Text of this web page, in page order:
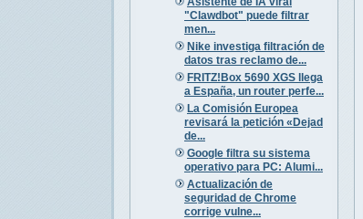
"Clawdbot" puede filtrar
men...
Nike investiga filtración de
datos tras reclamo de...
FRITZ!Box 5690 XGS llega
a España, un router perfe...
La Comisión Europea
revisará la petición «Dejad
de...
Google filtra su sistema
operativo para PC: Alumi...
Actualización de
seguridad de Chrome
corrige vulne...